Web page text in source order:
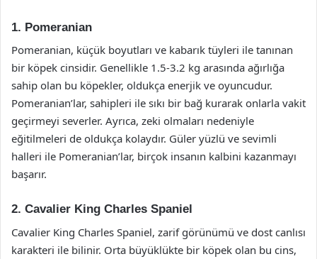
1. Pomeranian
Pomeranian, küçük boyutları ve kabarık tüyleri ile tanınan
bir köpek cinsidir. Genellikle 1.5-3.2 kg arasında ağırlığa
sahip olan bu köpekler, oldukça enerjik ve oyuncudur.
Pomeranian’lar, sahipleri ile sıkı bir bağ kurarak onlarla vakit
geçirmeyi severler. Ayrıca, zeki olmaları nedeniyle
eğitilmeleri de oldukça kolaydır. Güler yüzlü ve sevimli
halleri ile Pomeranian’lar, birçok insanın kalbini kazanmayı
başarır.
2. Cavalier King Charles Spaniel
Cavalier King Charles Spaniel, zarif görünümü ve dost canlısı
karakteri ile bilinir. Orta büyüklükte bir köpek olan bu cins,